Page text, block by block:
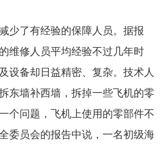
少了有经验的保障人员。据报
维修人员平均经验不过几年时
设备却日益精密、复杂。技术人
东墙补西墙，拆掉一些飞机的零
个问题，飞机上使用的零部件不
委员会的报告中说，一名初级海